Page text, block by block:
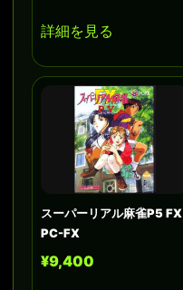
詳細を見る
スーパーリアル麻雀P5 FX
PC-FX
¥9,400